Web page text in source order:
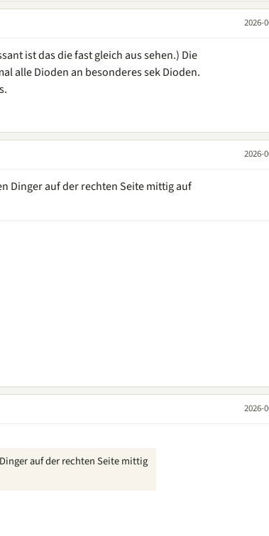
2026-
ist das die fast gleich aus sehen.) Die
alle Dioden an besonderes sek Dioden.
2026-
Dinger auf der rechten Seite mittig auf
2026-
auf der rechten Seite mittig